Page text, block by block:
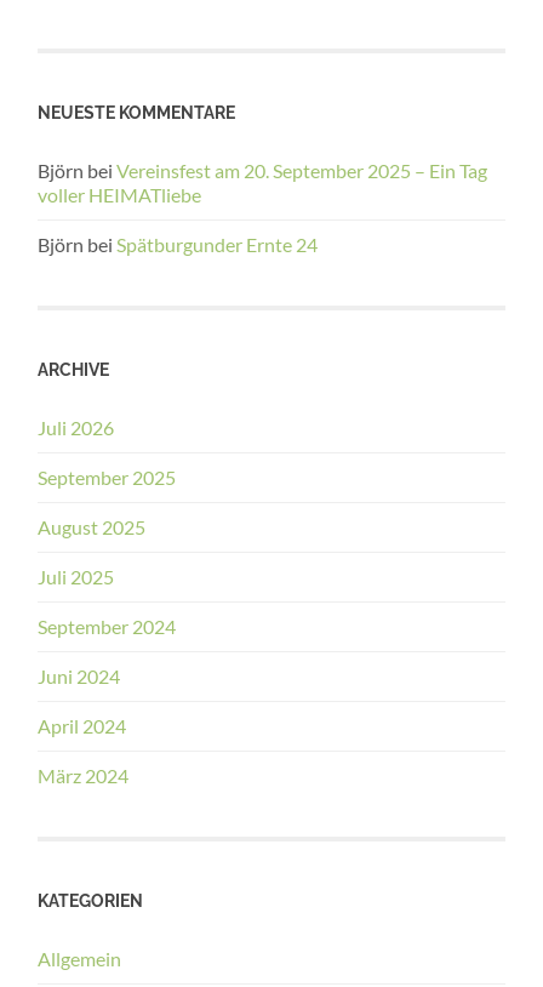
NEUESTE KOMMENTARE
Björn beiVereinsfest am 20. September 2025 – Ein Tag
voller HEIMATliebe
Björn beiSpätburgunder Ernte 24
ARCHIVE
Juli 2026
September 2025
August 2025
Juli 2025
September 2024
Juni 2024
April 2024
März 2024
KATEGORIEN
Allgemein